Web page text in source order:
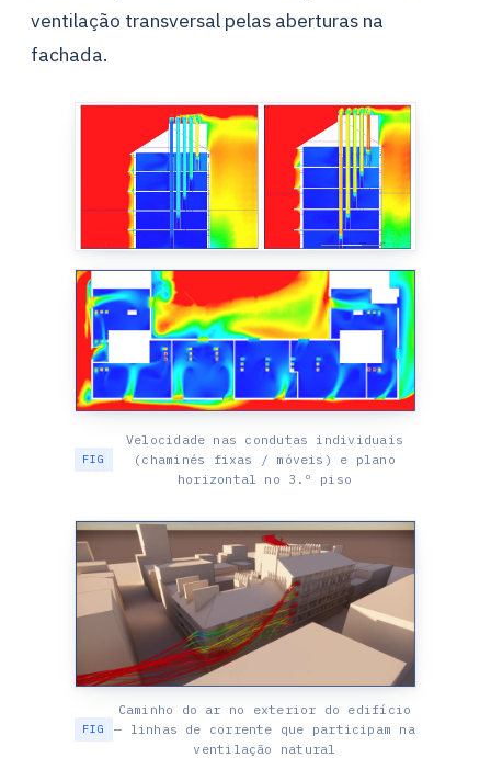
ventilação transversal pelas aberturas na
fachada.
Velocidade nas condutas individuais
(chaminés fixas / móveis) e plano
horizontal no 3.º piso
Caminho do ar no exterior do edifício
— linhas de corrente que participam na
ventilação natural